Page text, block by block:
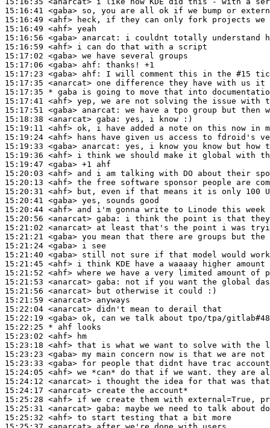
15:16:41 <gaba>
15:16:49 <ahf>
15:16:49 <ahf>
15:16:56 <gaba> anarcat:
15:16:59 <ahf>
15:17:02 <gaba>
15:17:06 <gaba> ahf:
15:17:23 <gaba> ahf:
15:17:35 <anarcat>
15:17:35 * gaba
is going to move that into
15:17:41 <ahf>
15:17:51 <gaba> anarcat:
15:18:38 <anarcat> gaba:
15:19:11 <ahf>
15:19:24 <ahf>
15:19:33 <gaba> anarcat:
15:19:36 <ahf>
15:19:47 <gaba>
15:20:03 <ahf>
15:20:13 <ahf>
15:20:31 <ahf>
15:20:41 <gaba>
15:20:44 <ahf>
15:20:56 <anarcat> gaba:
15:21:02 <anarcat>
15:21:21 <gaba>
15:21:24 <gaba>
15:21:40 <gaba>
15:21:45 <ahf>
15:21:52 <ahf>
15:21:53 <anarcat> gaba:
15:21:56 <anarcat>
15:21:59 <anarcat>
15:22:04 <anarcat>
15:22:19 <gaba>
15:22:25 * ahf
looks
15:23:02 <ahf>
15:23:18 <ahf>
15:23:23 <gaba>
15:23:33 <gaba>
15:24:05 <ahf>
15:24:12 <anarcat>
15:24:17 <anarcat>
15:25:28 <ahf>
15:25:31 <anarcat> gaba:
15:25:32 <ahf>